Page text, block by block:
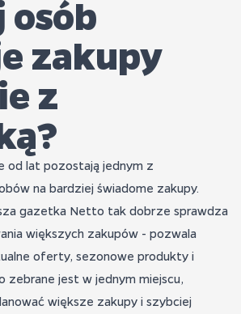
osób
zakupy
z
od lat pozostają jednym z
na bardziej świadome zakupy.
gazetka Netto tak dobrze sprawdza
większych zakupów - pozwala
oferty, sezonowe produkty i
zebrane jest w jednym miejscu,
większe zakupy i szybciej